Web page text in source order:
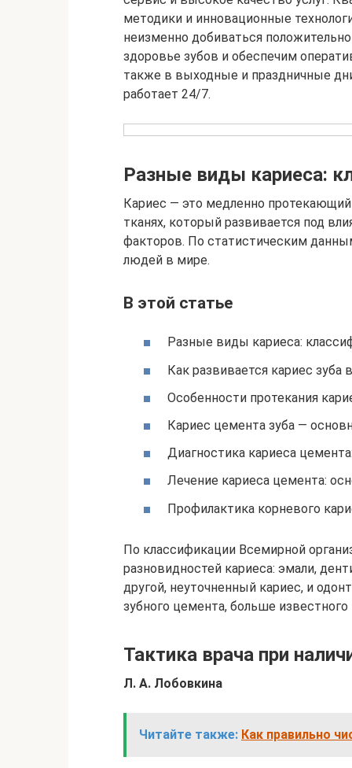
методики и инновационные
неизменно добиваться
здоровье зубов и обеспечим
также в выходные и праздничные
работает 24/7.
Разные виды кариеса:
Кариес — это медленно
тканях, который развивается под
факторов. По статистическим
людей в мире.
В этой статье
Разные виды кариеса:
Как развивается кариес зуба
Особенности протекания
Кариес цемента зуба —
Диагностика кариеса
Лечение кариеса цемента:
Профилактика корневого
По классификации Всемирной
разновидностей кариеса: эмали,
другой, неуточненный кариес, и
зубного цемента, больше известного
Тактика врача при
Л. А. Лобовкина
Читайте также: Как правильно